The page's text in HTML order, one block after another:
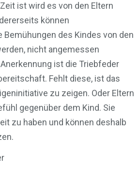
ist wird es von den Eltern
können
Bemühungen des Kindes von den
nicht angemessen
ist die Triebfeder
Fehlt diese, ist das
zu zeigen. Oder Eltern
gegenüber dem Kind. Sie
zu haben und können deshalb